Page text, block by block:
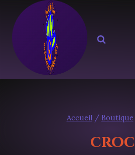
contenu
Accueil / Boutique
croc